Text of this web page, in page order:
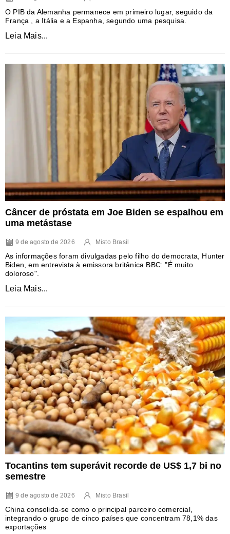
O PIB da Alemanha permanece em primeiro lugar, seguido da
França , a Itália e a Espanha, segundo uma pesquisa.
Leia Mais...
Câncer de próstata em Joe Biden se espalhou em
uma metástase
9 de agosto de 2026 Misto Brasil
As informações foram divulgadas pelo filho do democrata, Hunter
Biden, em entrevista à emissora britânica BBC: "É muito
doloroso".
Leia Mais...
Tocantins tem superávit recorde de US$ 1,7 bi no
semestre
9 de agosto de 2026 Misto Brasil
China consolida-se como o principal parceiro comercial,
integrando o grupo de cinco países que concentram 78,1% das
exportações